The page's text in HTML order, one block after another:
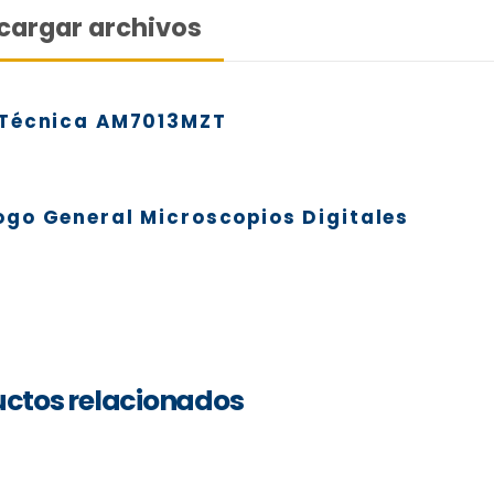
archivos
AM7013MZT
General Microscopios Digitales
relacionados